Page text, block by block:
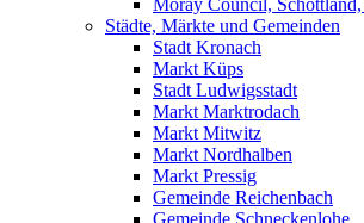
Moray Council,
Städte, Märkte und Gemeinden
Stadt Kronach
Markt Küps
Stadt Ludwigsstadt
Markt Marktrodach
Markt Mitwitz
Markt Nordhalben
Markt Pressig
Gemeinde Reichenbach
Gemeinde Schneckenlohe